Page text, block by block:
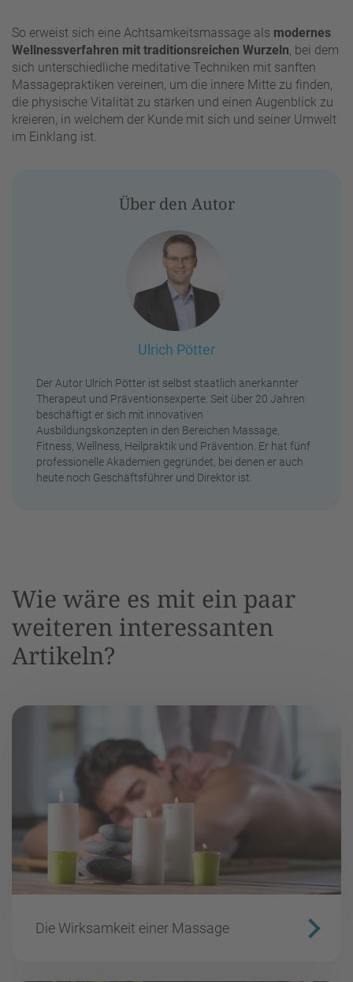
So erweist sich eine Achtsamkeitsmassage als modernes
Wellnessverfahren mit traditionsreichen Wurzeln, bei dem
sich unterschiedliche meditative Techniken mit sanften
Massagepraktiken vereinen, um die innere Mitte zu finden,
die physische Vitalität zu stärken und einen Augenblick zu
kreieren, in welchem der Kunde mit sich und seiner Umwelt
im Einklang ist.
Über den Autor
Ulrich Pötter
Der Autor Ulrich Pötter ist selbst staatlich anerkannter
Therapeut und Präventionsexperte. Seit über 20 Jahren
beschäftigt er sich mit innovativen
Ausbildungskonzepten in den Bereichen Massage,
Fitness, Wellness, Heilpraktik und Prävention. Er hat fünf
professionelle Akademien gegründet, bei denen er auch
heute noch Geschäftsführer und Direktor ist.
Wie wäre es mit ein paar
weiteren interessanten
Artikeln?
Die Wirksamkeit einer Massage